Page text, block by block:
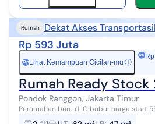
Rumah Dekat Akses Transportasi
Rp 593 Juta
Rp Lihat Kemampuan Cicilan-mu ⓘ
Rumah Ready
Pondok Ranggon, Jakarta Timur
Perumahan baru di Cibubur harga start 593 jutaan
dg lokasi strategis di Apit 3 Pintu Tol dan stasiun